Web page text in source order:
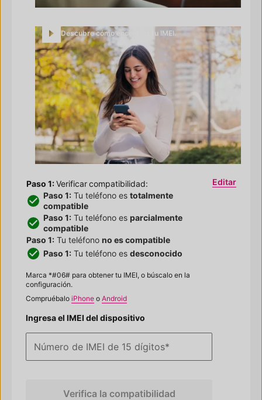
Descubre cómo encontrar tu IMEI.
Paso 1:Verificarcompatibilidad:
Paso 1: Tu teléfono es totalmente
compatible
Paso 1: Tu teléfono es parcialmente
compatible
Paso 1: Tu teléfono no es compatible
Paso 1: Tu teléfono es desconocido
Marca *#06# para obtener tu IMEI, o búscalo en la
configuración.
Compruébalo iPhone o Android
Ingresa el IMEI del dispositivo
Número de IMEI de 15 dígitos*
Verifica la compatibilidad
Editar